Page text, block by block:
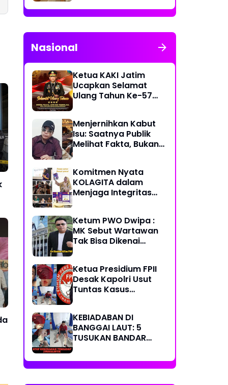
untuk Perkuat
Publikasi Informasi
Nasional
Ketua KAKI Jatim
Ucapkan Selamat
Ulang Tahun Ke-57
Semoga Selalu Sehat
Sukses Berkah Umur
Menjernihkan Kabut
Isu: Saatnya Publik
Melihat Fakta, Bukan
Komitmen Nyata
KOLAGITA dalam
Menjaga Integritas
Ketum PWO Dwipa :
MK Sebut Wartawan
Tak Bisa Dikenai
Profesi. Aparat Hukum
Diminta Patuhi
Ketua Presidium FPII
Desak Kapolri Usut
Tuntas Kasus
KEBIADABAN DI
BANGGAI LAUT: 5
TUSUKAN BANDAR
SULTENG, BOBI IRAWAN
DAN JHON PIMPINAN